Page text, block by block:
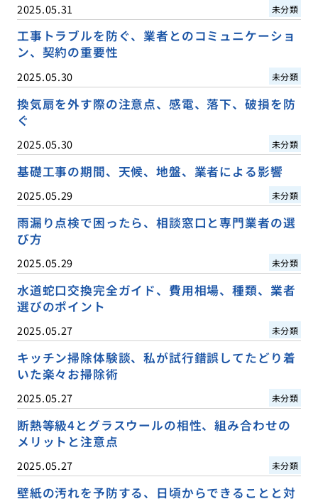
2025.05.31 未分類
工事トラブルを防ぐ、業者とのコミュニケーショ
ン、契約の重要性
2025.05.30 未分類
換気扇を外す際の注意点、感電、落下、破損を防
ぐ
2025.05.30 未分類
基礎工事の期間、天候、地盤、業者による影響
2025.05.29 未分類
雨漏り点検で困ったら、相談窓口と専門業者の選
び方
2025.05.29 未分類
水道蛇口交換完全ガイド、費用相場、種類、業者
選びのポイント
2025.05.27 未分類
キッチン掃除体験談、私が試行錯誤してたどり着
いた楽々お掃除術
2025.05.27 未分類
断熱等級4とグラスウールの相性、組み合わせの
メリットと注意点
2025.05.27 未分類
壁紙の汚れを予防する、日頃からできることと対